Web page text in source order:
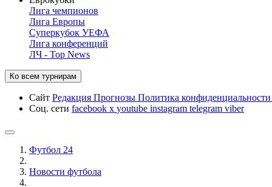
Лига чемпионов
Лига Европы
Суперкубок УЕФА
Лига конференций
ЛЧ - Top News
Ко всем турнирам
Сайт Редакция Прогнозы Политика конфиденциальности
Соц. сети facebook x youtube instagram telegram viber
Футбол 24
Новости футбола